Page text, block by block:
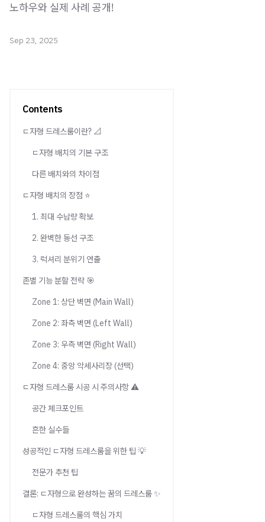
노하우와 실제 사례 공개!
Sep 23, 2025
Contents
ㄷ자형 드레스룸이란? 📐
ㄷ자형 배치의 기본 구조
다른 배치와의 차이점
ㄷ자형 배치의 장점 ⭐
1. 최대 수납량 확보
2. 완벽한 동선 구조
3. 럭셔리 분위기 연출
존별 기능 분할 전략 🎯
Zone 1: 상단 벽면 (Main Wall)
Zone 2: 좌측 벽면 (Left Wall)
Zone 3: 우측 벽면 (Right Wall)
Zone 4: 중앙 악세사리장 (선택)
ㄷ자형 드레스룸 시공 시 주의사항 ⚠️
공간 체크포인트
흔한 실수들
성공적인 ㄷ자형 드레스룸을 위한 팁 💡
전문가 추천 팁
결론: ㄷ자형으로 완성하는 꿈의 드레스룸 ✨
ㄷ자형 드레스룸의 핵심 가치